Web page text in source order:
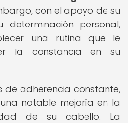
con el apoyo de su
personal,
una rutina que le
la constancia en su
de adherencia constante,
notable mejoría en la
de su cabello. La